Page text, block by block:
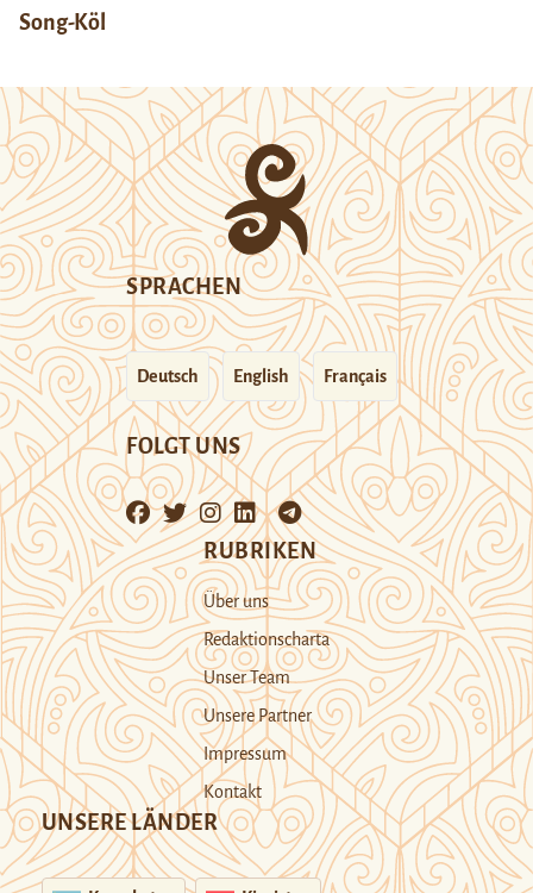
Song-Köl
SPRACHEN
Deutsch English Français
FOLGT UNS
RUBRIKEN
Über uns
Redaktionscharta
Unser Team
Unsere Partner
Impressum
Kontakt
UNSERE LÄNDER